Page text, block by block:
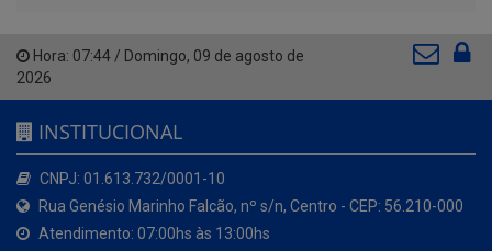
Hora: 07:44/ Domingo, 09 de agosto de
2026
INSTITUCIONAL
CNPJ: 01.613.732/0001-10
Rua Genésio Marinho Falcão, nº s/n, Centro - CEP: 56.210-000
Atendimento: 07:00hs às 13:00hs